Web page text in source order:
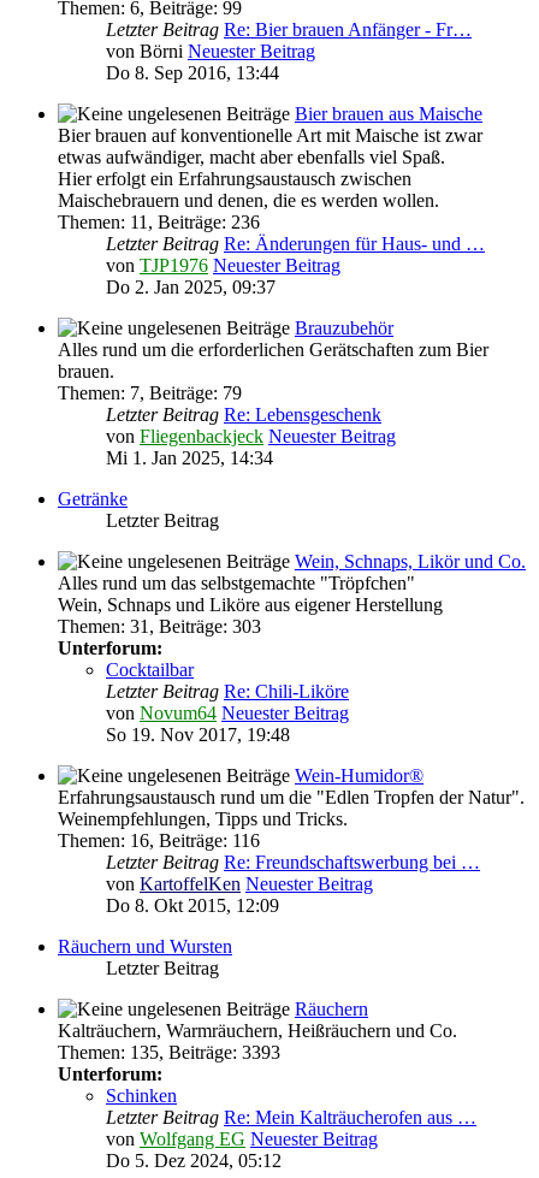
Themen: 6, Beiträge: 99
Letzter Beitrag Re: Bier brauen Anfänger - Fr…
von Börni Neuester Beitrag
Do 8. Sep 2016, 13:44
Bier brauen aus Maische
Bier brauen auf konventionelle Art mit Maische ist zwar
etwas aufwändiger, macht aber ebenfalls viel Spaß.
Hier erfolgt ein Erfahrungsaustausch zwischen
Maischebrauern und denen, die es werden wollen.
Themen: 11 , Beiträge: 236
Letzter Beitrag Re: Änderungen für Haus- und …
von TJP1976 Neuester Beitrag
Do 2. Jan 2025, 09:37
Brauzubehör
Alles rund um die erforderlichen Gerätschaften zum Bier
brauen.
Themen: 7, Beiträge: 79
Letzter Beitrag Re: Lebensgeschenk
von Fliegenbackjeck Neuester Beitrag
Mi 1. Jan 2025, 14:34
Getränke
Letzter Beitrag
Wein, Schnaps, Likör und Co.
Alles rund um das selbstgemachte "Tröpfchen"
Wein, Schnaps und Liköre aus eigener Herstellung
Themen: 31 , Beiträge: 303
Unterforum:
Cocktailbar
Letzter Beitrag Re: Chili-Liköre
von Novum64 Neuester Beitrag
So 19. Nov 2017, 19:48
Wein-Humidor®
Erfahrungsaustausch rund um die "Edlen Tropfen der Natur".
Weinempfehlungen, Tipps und Tricks.
Themen: 16, Beiträge: 116
Letzter Beitrag Re: Freundschaftswerbung bei …
von KartoffelKen Neuester Beitrag
Do 8. Okt 2015, 12:09
Räuchern und Wursten
Letzter Beitrag
Räuchern
Kalträuchern, Warmräuchern, Heißräuchern und Co.
Themen: 135, Beiträge: 3393
Unterforum:
Schinken
Letzter Beitrag Re: Mein Kalträucherofen aus …
von Wolfgang EG Neuester Beitrag
Do 5. Dez 2024, 05:12